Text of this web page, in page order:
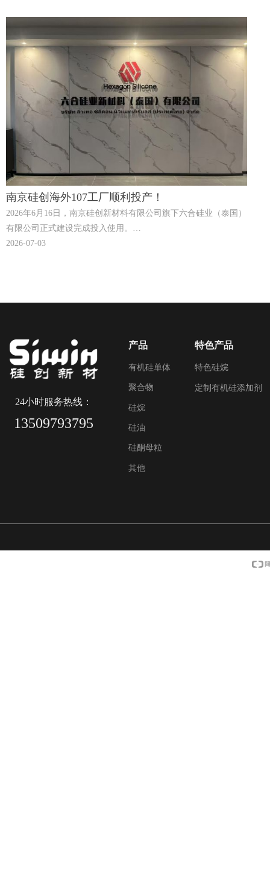
南京硅创海外107工厂顺利投产！
2026年6月16日，南京硅创新材料有限公司旗下六合硅业（泰国）
有限公司正式建设完成投入使用。
新建工厂专注于生产107硅橡胶和二甲基硅油产品，年产能为
2026-07-03
产品
有机硅单体
聚合物
硅烷
硅油
硅酮母粒
其他
特色产品
特色硅烷
定制有机硅添加剂
24小时服务热线：
13509793795